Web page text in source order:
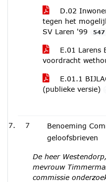
D.02
tegen het
SV Laren '99
547
E.01 Larens
voordracht
E.01.1
(publieke versie)
7
Benoeming
geloofsbrieven
De heer
mevrouw
commissie